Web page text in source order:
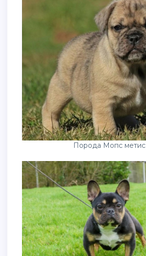
Порода Мопс метис